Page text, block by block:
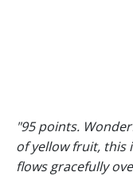
"95 points.
of yellow fruit, this
flows gracefully